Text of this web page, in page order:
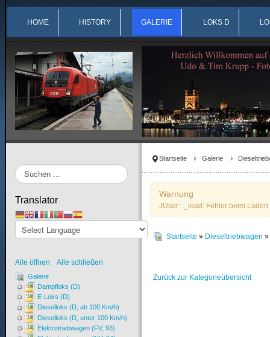
HOME HISTORY GALERIE LOKS D
Startseite Galerie
Warnung
JUser: :_load: Fehler beim
Startseite » Dieseltriebwagen
Zurück zur Kategorieübersicht
Suchen
...
Translator
Alle öffnen Alle schließen
Galerie
Dampfloks (D)
E-Loks (D)
Dieselloks (D, ab 100 Km/h)
Dieselloks (D, unter 100 Km/h)
Elektrotriebwagen (FV, 93)